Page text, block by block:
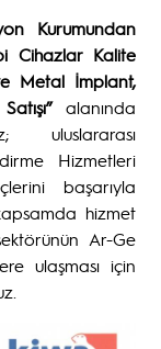
Kurumundan
Cihazlar Kalite
Metal İmplant,
alanında
uluslararası
Hizmetleri
başarıyla
hizmet
Ar-Ge
ulaşması için